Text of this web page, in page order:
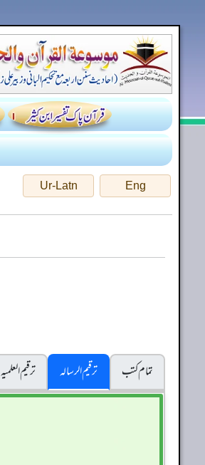
Eng
Ur-Latn
تمام کتب
ترقیم الرسالہ ترقیم العلمیہ